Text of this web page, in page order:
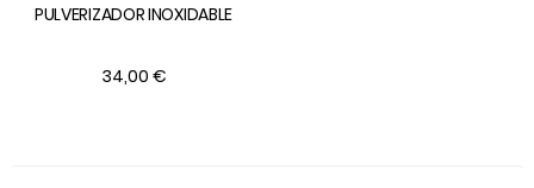
PULVERIZADOR INOXIDABLE
34,00 €